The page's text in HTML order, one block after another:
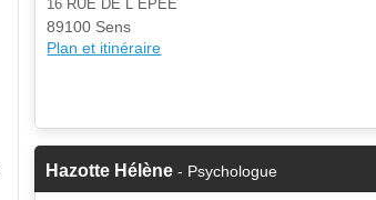
16 RUE DE L EPEE
89100 Sens
Plan et itinéraire
Hazotte Hélène - Psychologue